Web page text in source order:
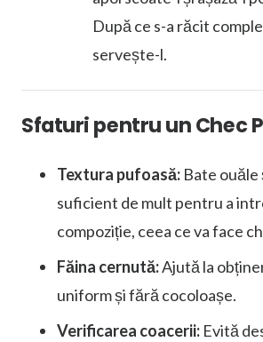
După ce s-a răcit
servește-l.
Sfaturi pentru un Chec
Textura pufoasă: Bate ouăle
suficient de mult pentru a
compoziție, ceea ce va face
Făina cernută:Ajută la
uniform și fără cocoloașe.
Verificarea coacerii: Evită